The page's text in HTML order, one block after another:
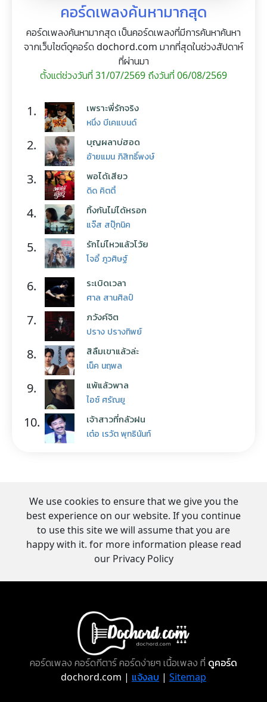
คอร์ดเพลงค้นหามากสุด
คอร์ดเพลงค้นหามากสุด เป็นคอร์ดเพลงที่มีการค้นหาค้นหา
จากเว็บไซต์ดูคอร์ด dochord.com มากที่สุดในช่วงสัปดาห์
ที่ผ่านมา
ตั้งแต่ช่วงวันที่ 31/07/2569 ถึงวันที่ 06/08/2569
1. เพราะพี่รักจริง
หนึ่ง บีเคแบนด์
2. บุญผลาบ่ฮอด
อ้ายแมน ภิสิทธิ์พงษ์
3. พอได้เสียว
ดิด คิตตี้
4. ทิ้งกันไม่ได้หรอก
แจ๊ส สปุ๊กนิค
5. รักไม่ไหวแล้วโว้ย
โจอี้ ภูวศิษฐ์
6. ระเบิดเวลา
ศาล สานศิลป์
7. ภวังค์จิต
ปราง ปรางทิพย์
8. สิลืมเขาแล้วล่ะ
เน็ค นฤพล
9. แพ้แล้วพาล
ไอซ์ ศรัณยู
10. เจ้าสาวที่กลัวฝน
เต๋อ เรวัต พุทธินันท์
We use cookies to ensure that we give you the
best experience on our website. If you continue
to use this site we will assume that you are
happy with it. for more information please read
our Privacy Policy
คอร์ดเพลง คอร์ดกีตาร์ คอร์ดง่ายๆ เนื้อเพลง ที่ ดูคอร์ด
dochord.com | แจ้งลบ | Sitemap